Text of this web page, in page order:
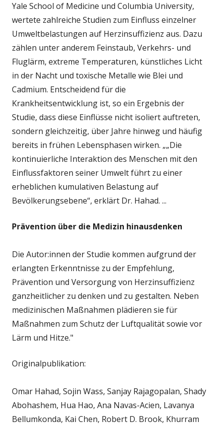
Yale School of Medicine und Columbia University,
wertete zahlreiche Studien zum Einfluss einzelner
Umweltbelastungen auf Herzinsuffizienz aus. Dazu
zählen unter anderem Feinstaub, Verkehrs- und
Fluglärm, extreme Temperaturen, künstliches Licht
in der Nacht und toxische Metalle wie Blei und
Cadmium. Entscheidend für die
Krankheitsentwicklung ist, so ein Ergebnis der
Studie, dass diese Einflüsse nicht isoliert auftreten,
sondern gleichzeitig, über Jahre hinweg und häufig
bereits in frühen Lebensphasen wirken. „„Die
kontinuierliche Interaktion des Menschen mit den
Einflussfaktoren seiner Umwelt führt zu einer
erheblichen kumulativen Belastung auf
Bevölkerungsebene“, erklärt Dr. Hahad. ...
Prävention über die Medizin hinausdenken
Die Autor:innen der Studie kommen aufgrund der
erlangten Erkenntnisse zu der Empfehlung,
Prävention und Versorgung von Herzinsuffizienz
ganzheitlicher zu denken und zu gestalten. Neben
medizinischen Maßnahmen plädieren sie für
Maßnahmen zum Schutz der Luftqualität sowie vor
Lärm und Hitze."
Originalpublikation:
Omar Hahad, Sojin Wass, Sanjay Rajagopalan, Shady
Abohashem, Hua Hao, Ana Navas-Acien, Lavanya
Bellumkonda, Kai Chen, Robert D. Brook, Khurram